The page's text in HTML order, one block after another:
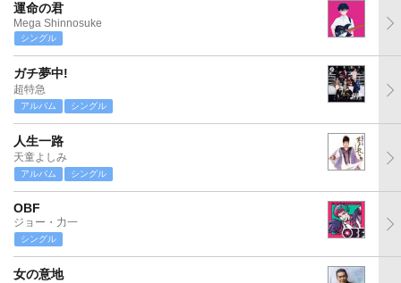
運命の君
Mega Shinnosuke
シングル
ガチ夢中!
超特急
アルバム シングル
人生一路
天童よしみ
アルバム シングル
OBF
ジョー・力一
シングル
女の意地